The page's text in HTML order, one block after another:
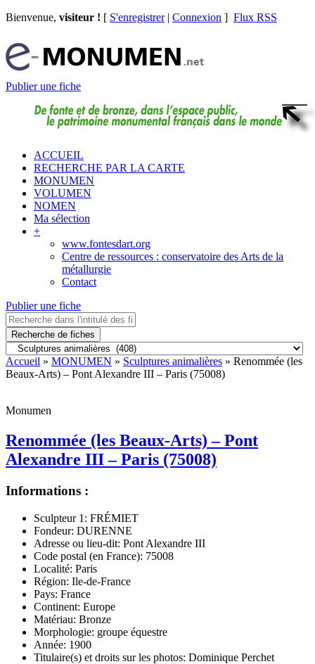
Bienvenue, visiteur ! [ S'enregistrer| Connexion ] Flux RSS
Publier une fiche
ACCUEIL
RECHERCHE PAR LA CARTE
MONUMEN
VOLUMEN
NOMEN
Ma sélection
+
www.fontesdart.org
Centre de ressources : conservatoire des Arts de la
métallurgie
Contact
Publier une fiche
Recherche de fiches
Accueil » MONUMEN » Sculptures animalières » Renommée (les
Beaux-Arts) – Pont Alexandre III – Paris (75008)
Monumen
Renommée (les Beaux-Arts) – Pont
Alexandre III – Paris (75008)
Informations :
Sculpteur 1: FRÉMIET
Fondeur: DURENNE
Adresse ou lieu-dit: Pont Alexandre III
Code postal (en France): 75008
Localité: Paris
Région: Ile-de-France
Pays: France
Continent: Europe
Matériau: Bronze
Morphologie: groupe équestre
Année: 1900
Titulaire(s) et droits sur les photos: Dominique Perchet